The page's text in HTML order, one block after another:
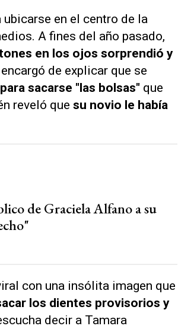
en el centro de la
A fines del año pasado,
en los ojos sorprendió y
de explicar que se
sacarse "las bolsas" que
reveló que su novio le había
de Graciela Alfano a su
con una insólita imagen que
los dientes provisorios y
decir a Tamara